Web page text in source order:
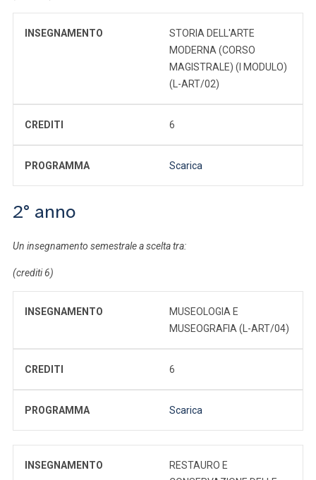
INSEGNAMENTO
STORIA DELL'ARTE
MODERNA (CORSO
MAGISTRALE) (I MODULO)
(L-ART/02)
CREDITI 6
PROGRAMMA Scarica
2° anno
Un insegnamento semestrale a scelta tra:
(crediti 6)
INSEGNAMENTO
MUSEOLOGIA E
MUSEOGRAFIA (L-ART/04)
CREDITI 6
PROGRAMMA Scarica
INSEGNAMENTO
RESTAURO E